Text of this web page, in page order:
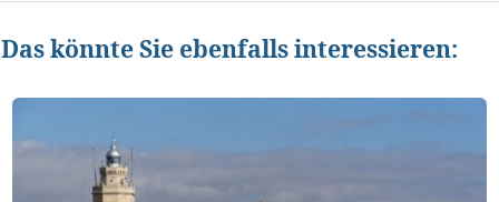
Das könnte Sie ebenfalls interessieren: